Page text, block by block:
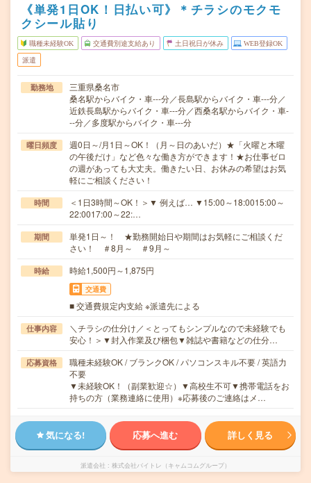
《単発1日OK！日払い可》＊チラシのモクモ
クシール貼り
職種未経験OK 交通費別途支給あり 土日祝日が休み WEB登録OK
派遣
勤務地
三重県桑名市
桑名駅からバイク・車---分／長島駅からバイク・車---分／
近鉄長島駅からバイク・車---分／西桑名駅からバイク・車-
--分／多度駅からバイク・車---分
曜日頻度
週0日～/月1日～OK！（月～日のあいだ）★「火曜と木曜
の午後だけ」など色々な働き方ができます！★お仕事ゼロ
の週があっても大丈夫。働きたい日、お休みの希望はお気
軽にご相談ください！
時間
＜1日3時間～OK！＞▼ 例えば… ▼15:00～18:0015:00～
22:0017:00～22:…
期間
単発1日～！ ★勤務開始日や期間はお気軽にご相談くだ
さい！ ＃8月～ ＃9月～
時給 時給1,500円～1,875円
交通費
■ 交通費規定内支給 ※派遣先による
仕事内容
＼チラシの仕分け／＜とってもシンプルなので未経験でも
安心！＞▼封入作業及び梱包▼雑誌や書籍などの仕分…
応募資格
職種未経験OK / ブランクOK / パソコンスキル不要 / 英語力
不要
▼未経験OK！（副業歓迎☆）▼高校生不可▼携帯電話をお
持ちの方（業務連絡に使用）※応募後のご連絡はメ…
気になる! 応募へ進む 詳しく見る
派遣会社 株式会社バイトレ（キャムコムグループ）